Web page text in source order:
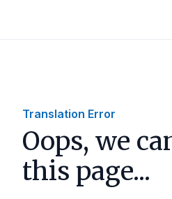
Translation Error
Oops, we
this page...